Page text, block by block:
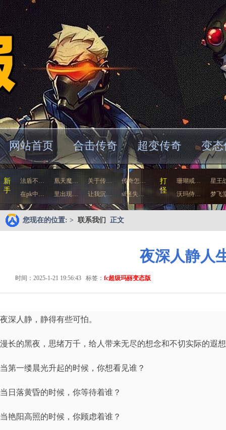
网站首页 合击传奇 超变传奇 变
新
手
法盾不… 凰天魔… 关于传…
传奇怎…
在pk中…
里出现… 让我沉… sf迷失…
打
怪
珊瑚戒…
星王
沃玛侍…
梦飞
您现在的位置: > 联系我们 正文
夜深人静人
时间：2025-1-21 19:56:43 标签： fc超级玛丽变态版
夜深人静，静得有些可怕。
漫长的黑夜，思绪万千，给人带来无尽的想念和不切实际的遐
当第一缕晨光升起的时候，你想看见谁？
当日落黄昏的时候，你等待着谁？
当艳阳高照的时候，你顾虑着谁？